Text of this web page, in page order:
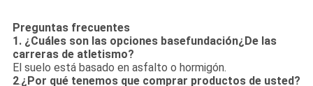
Preguntas frecuentes
1. ¿Cuáles son las opciones basefundación¿De las
carreras de atletismo?
El suelo está basado en asfalto o hormigón.
2.¿Por qué tenemos que comprar productos de usted?